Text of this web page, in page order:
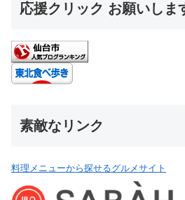
応援クリック お願いしま
素敵なリンク
料理メニューから探せるグルメサイト